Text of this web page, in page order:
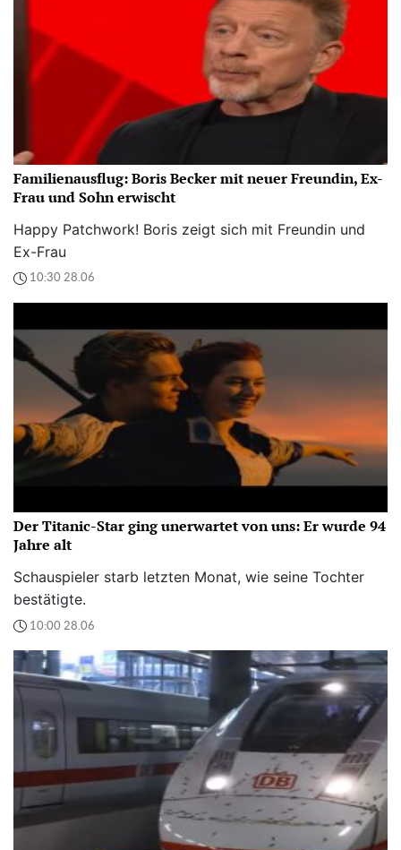
Familienausflug: Boris Becker mit neuer Freundin, Ex-
Frau und Sohn erwischt
Happy Patchwork! Boris zeigt sich mit Freundin und
Ex-Frau
10:30 28.06
Der Titanic-Star ging unerwartet von uns: Er wurde 94
Jahre alt
Schauspieler starb letzten Monat, wie seine Tochter
bestätigte.
10:00 28.06